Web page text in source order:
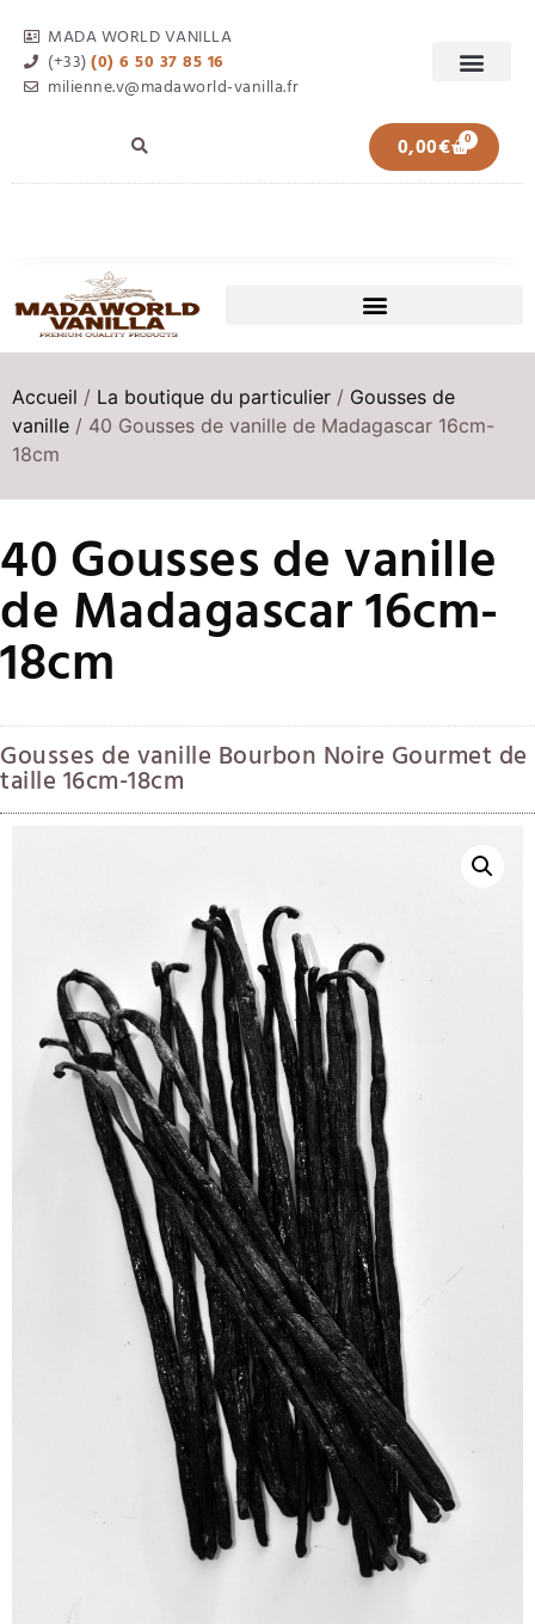
MADA WORLD VANILLA
(+33)(0) 6 50 37 85 16
milienne.v@madaworld-vanilla.fr
0,00€ 0
Accueil / La boutique du particulier / Gousses de
vanille / 40 Gousses de vanille de Madagascar 16cm-
18cm
40 Gousses de vanille
de Madagascar 16cm-
18cm
Gousses de vanille Bourbon Noire Gourmet de
taille 16cm-18cm